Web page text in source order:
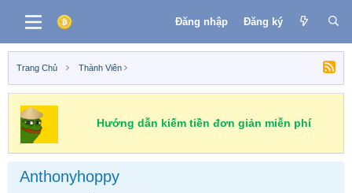
Đăng nhập Đăng ký
Trang Chủ Thành Viên
Hướng dẫn kiếm tiền đơn giản miễn phí
Anthonyhoppy